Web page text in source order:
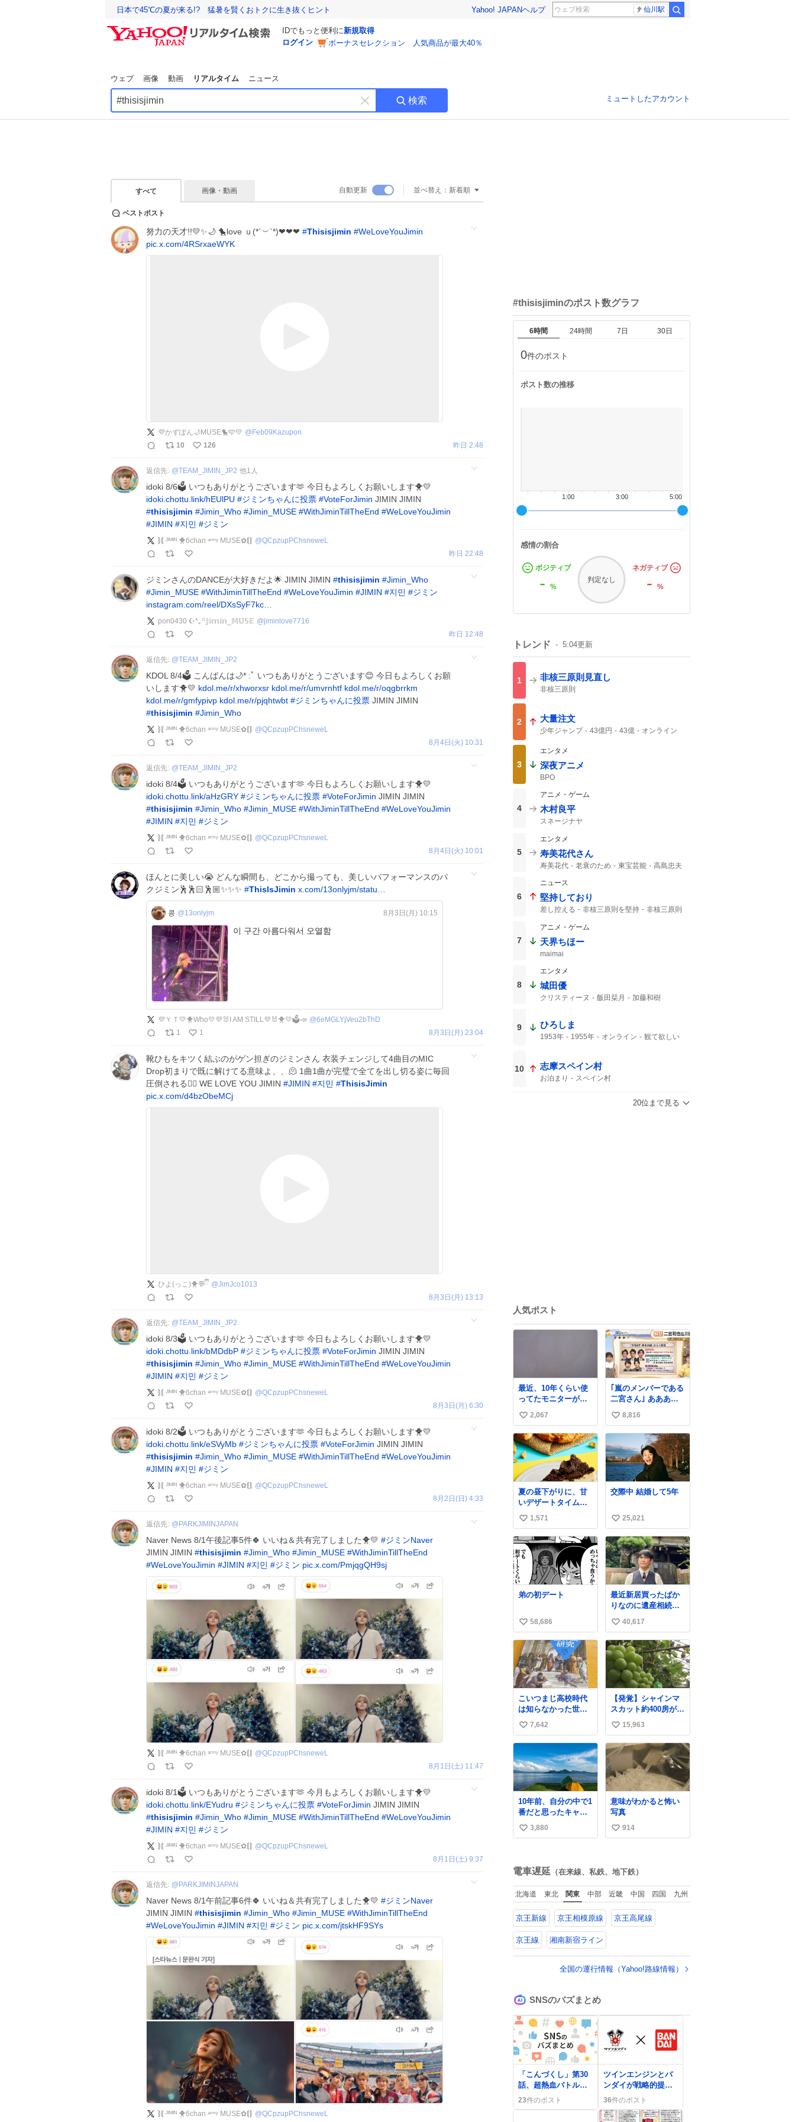
日本で45℃の夏が来る!? 猛暑を賢くおトクに生き抜くヒント Yahoo! JAPANヘルプ 仙川駅
IDでもっと便利に新規取得
ログイン
ボーナスセレクション 人気商品が最大40％
ウェブ 画像 動画 リアルタイム ニュース
キ
ー
す
検索 ミュートしたアカウント
すべて 画像・動画 自動更新 並べ替え： 新着順
ベストポスト
努力の天才!!💛✨🌙 🐤love ｕ(*´︶`*)❤︎❤︎❤︎ #Thisisjimin #WeLoveYouJimin
pic.x.com/4RSrxaeWYK
💜かずぽん🌙MUSE🐤🩵💛 @ Feb09Kazupon
10
126 昨日 2:48
返信先: @TEAM_JIMIN_JP2 他1 人
idoki 8/6🗳 いつもありがとうございます🫶 今日もよろしくお願いします🐥💛
idoki.chottu.link/hEUlPU #ジミンちゃんに投票 #VoteForJimin JIMIN JIMIN
#thisisjimin #Jimin_Who #Jimin_MUSE #WithJiminTillTheEnd #WeLoveYouJimin
#JIMIN #지민 #ジミン
⟭⟬ ᴶᴵᴹᴵᴺ 🐥6chan ᵃʳᵐʸ MUSE︎✿⟬⟭ @QCpzupPChsneweL
昨日 22:48
ジミンさんのDANCEが大好きだよ🌟 JIMIN JIMIN #thisisjimin #Jimin_Who
#Jimin_MUSE #WithJiminTillTheEnd #WeLoveYouJimin #JIMIN #지민 #ジミン
instagram.com/reel/DXsSyF7kc…
pon0430 ☪︎*｡꙳𝕁𝕚𝕞𝕚𝕟_𝕄𝕌𝕊𝔼 @jiminlove7716
昨日 12:48
返信先: @TEAM_JIMIN_JP2
KDOL 8/4🗳 こんばんは🌙* :ﾟ いつもありがとうございます😊 今日もよろしくお願
いします🐥💛 kdol.me/r/xhworxsr kdol.me/r/umvrnhtf kdol.me/r/oqgbrrkm
kdol.me/r/gmfypivp kdol.me/r/pjqhtwbt #ジミンちゃんに投票 JIMIN JIMIN
#thisisjimin #Jimin_Who
⟭⟬ ᴶᴵᴹᴵᴺ 🐥6chan ᵃʳᵐʸ MUSE︎✿⟬⟭ @QCpzupPChsneweL
8月4日(火) 10:31
返信先: @TEAM_JIMIN_JP2
idoki 8/4🗳 いつもありがとうございます🫶 今日もよろしくお願いします🐥💛
idoki.chottu.link/aHzGRY #ジミンちゃんに投票 #VoteForJimin JIMIN JIMIN
#thisisjimin #Jimin_Who #Jimin_MUSE #WithJiminTillTheEnd #WeLoveYouJimin
#JIMIN #지민 #ジミン
⟭⟬ ᴶᴵᴹᴵᴺ 🐥6chan ᵃʳᵐʸ MUSE︎✿⟬⟭ @QCpzupPChsneweL
8月4日(火) 10:01
ほんとに美しい😭 どんな瞬間も、どこから撮っても、美しいパフォーマンスのパ
クジミン🕺🕺🏻🕺🏼✨️✨️✨️ #ThisIsJimin x.com/13onlyjm/statu…
콩 @13onlyjm 8月3日(月) 10:15
이 구간 아름다워서 오열함
💜ＹＴ💛🐥Who💛💜🐰I AM STILL💜🐰🐥💛🗳️📣 @6eMGLYjVeu2bThD
1
1 8月3日(月) 23:04
靴ひもをキツく結ぶのがゲン担ぎのジミンさん 衣装チェンジして4曲目のMIC
Drop初まりで既に解けてる意味よ、、🫠 1曲1曲が完璧で全てを出し切る姿に毎回
圧倒される❤️‍🔥 WE LOVE YOU JIMIN #JIMIN #지민 #ThisisJimin
pic.x.com/d4bzObeMCj
ひよ(っこ)🐥💬ྀིྀི @JimJco1013
8月3日(月) 13:13
返信先: @TEAM_JIMIN_JP2
idoki 8/3🗳 いつもありがとうございます🫶 今日もよろしくお願いします🐥💛
idoki.chottu.link/bMDdbP #ジミンちゃんに投票 #VoteForJimin JIMIN JIMIN
#thisisjimin #Jimin_Who #Jimin_MUSE #WithJiminTillTheEnd #WeLoveYouJimin
#JIMIN #지민 #ジミン
⟭⟬ ᴶᴵᴹᴵᴺ 🐥6chan ᵃʳᵐʸ MUSE︎✿⟬⟭ @QCpzupPChsneweL
8月3日(月) 6:30
idoki 8/2🗳 いつもありがとうございます🫶 今日もよろしくお願いします🐥💛
idoki.chottu.link/eSVyMb #ジミンちゃんに投票 #VoteForJimin JIMIN JIMIN
#thisisjimin #Jimin_Who #Jimin_MUSE #WithJiminTillTheEnd #WeLoveYouJimin
#JIMIN #지민 #ジミン
⟭⟬ ᴶᴵᴹᴵᴺ 🐥6chan ᵃʳᵐʸ MUSE︎✿⟬⟭ @QCpzupPChsneweL
8月2日(日) 4:33
返信先: @ PARKJIMINJAPAN
Naver News 8/1午後記事5件🍀 いいね＆共有完了しました🐥💛 #ジミンNaver
JIMIN JIMIN #thisisjimin #Jimin_Who #Jimin_MUSE #WithJiminTillTheEnd
#WeLoveYouJimin #JIMIN #지민 #ジミン pic.x.com/PmjqgQH9sj
⟭⟬ ᴶᴵᴹᴵᴺ 🐥6chan ᵃʳᵐʸ MUSE︎✿⟬⟭ @QCpzupPChsneweL
8月1日(土) 11:47
idoki 8/1🗳 いつもありがとうございます🫶 今月もよろしくお願いします🐥💛
idoki.chottu.link/EYudru #ジミンちゃんに投票 #VoteForJimin JIMIN JIMIN
#thisisjimin #Jimin_Who #Jimin_MUSE #WithJiminTillTheEnd #WeLoveYouJimin
#JIMIN #지민 #ジミン
⟭⟬ ᴶᴵᴹᴵᴺ 🐥6chan ᵃʳᵐʸ MUSE︎✿⟬⟭ @QCpzupPChsneweL
8月1日(土) 9:37
返信先: @ PARKJIMINJAPAN
Naver News 8/1午前記事6件🍀 いいね＆共有完了しました🐥💛 #ジミンNaver
JIMIN JIMIN #thisisjimin #Jimin_Who #Jimin_MUSE #WithJiminTillTheEnd
#WeLoveYouJimin #JIMIN #지민 #ジミン pic.x.com/jtskHF9SYs
⟭⟬ ᴶᴵᴹᴵᴺ 🐥6chan ᵃʳᵐʸ MUSE︎✿⟬⟭ @QCpzupPChsneweL
#thisisjiminのポスト数グラフ
6時間 24時間 7日 30日
0件のポスト
ポスト数の推移
5:00
3:00
1:00
感情の割合
ポジティブ
- %
判定なし
ネガティブ
-%
トレンド 5:04更新
1 非核三原則見直し
非核三原則
2 大量注文
少年ジャンプ 43億円 43億
オンライン
3
エンタメ
深夜アニメ
BPO
4
アニメ・ゲーム
木村良平
スネージナヤ
5
エンタメ
寿美花代さん
寿美花代 老衰のため 東宝芸能
高島忠夫
最期の最期まで...
6
ニュース
堅持しており
差し控える 非核三原則を堅持
非核三原則
7
アニメ・ゲーム
天界ちほー
maimai
8
エンタメ
城田優
クリスティーヌ 飯田栞月
加藤和樹
9 ひろしま
1953年 1955年 オンライン 観て欲しい
10 志摩スペイン村
お泊まり スペイン村
20位まで見る
人気ポスト
最近、10年くらい使
ってたモニターが流
石に焼き付き始めた
んですけど、あ
の……
い
い
ね
数
2,067
｢嵐のメンバーである
二宮さん｣ ああああ
ああ泣いた、、
い
い
ね
数
8,816
夏の昼下がりに、甘
いデザートタイムを
☀️ サクサク食感が楽
しめるデザート2品が
登場しています✨ ど
ちらの”サクッ”から
楽しみたいですか😊
🧡→ #キャラメルオ
ールドファッション
ドーナツ 外はさっく
り、中はしっとり。
な味わいに包まれた
ドーナツ🍩 🖤→
い
い
ね
数
1,571
交際中 結婚して5年
い
い
ね
数
25,021
弟の初デート
い
い
ね
数
58,686
最近新居買ったばか
りなのに遺産相続で
家もらっちゃった長
男
い
い
ね
数
40,617
こいつまじ高校時代
は知らなかった世界
史が溢れすぎてて
𝑩𝑰𝑮 𝑳𝑶𝑽𝑬＿＿
い
い
ね
数
7,642
【発覚】シャインマ
スカット約400房が果
樹園から盗まれる 栃
木・佐野市
news.livedoor.com/
article/detail… 被害
に遭った果樹園には
防犯カメラなどはな
く、シャインマスカ
ットが盗まれた木に
は刃物などで切られ
た跡が。市内で今年
に入って同様の被害
は確認されておら
い
い
ね
数
15,963
10年前、自分の中で1
番だと思ったキャン
プ場は今はもうない
い
数
3,880
意味がわかると怖い
写真
い
数
914
電車遅延 （在来線、私鉄、地下鉄）
北海道 東北 関東 中部 近畿 中国 四国 九州
京王新線 京王相模原線 京王高尾線
京王線 湘南新宿ライン
全国の運行情報（Yahoo!路線情報）
SNSのバズまとめ
「こんづくし」第30
話、超熱血バトルが
炸裂で「最強の漫
画」感が広がる
23件のポスト
ツインエンジンとバ
ンダイが戦略的提
携、最大40億円投資
で新IP創出へ
36件のポスト